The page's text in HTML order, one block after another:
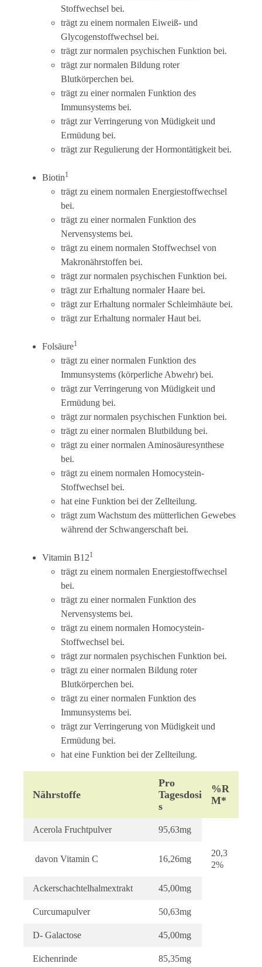
Stoffwechsel bei.
trägt zu einem normalen Eiweiß- und
Glycogenstoffwechsel bei.
trägt zur normalen psychischen Funktion bei.
trägt zur normalen Bildung roter
Blutkörperchen bei.
trägt zu einer normalen Funktion des
Immunsystems bei.
trägt zur Verringerung von Müdigkeit und
Ermüdung bei.
trägt zur Regulierung der Hormontätigkeit bei.
Biotin1
trägt zu einem normalen Energiestoffwechsel
bei.
trägt zu einer normalen Funktion des
Nervensystems bei.
trägt zu einem normalen Stoffwechsel von
Makronährstoffen bei.
trägt zur normalen psychischen Funktion bei.
trägt zur Erhaltung normaler Haare bei.
trägt zur Erhaltung normaler Schleimhäute bei.
trägt zur Erhaltung normaler Haut bei.
Folsäure1
trägt zu einer normalen Funktion des
Immunsystems (körperliche Abwehr) bei.
trägt zur Verringerung von Müdigkeit und
Ermüdung bei.
trägt zur normalen psychischen Funktion bei.
trägt zu einer normalen Blutbildung bei.
trägt zu einer normalen Aminosäuresynthese
bei.
trägt zu einem normalen Homocystein-
Stoffwechsel bei.
hat eine Funktion bei der Zellteilung.
trägt zum Wachstum des mütterlichen Gewebes
während der Schwangerschaft bei.
Vitamin B121
trägt zu einem normalen Energiestoffwechsel
bei.
trägt zu einer normalen Funktion des
Nervensystems bei.
trägt zu einem normalen Homocystein-
Stoffwechsel bei.
trägt zur normalen psychischen Funktion bei.
trägt zu einer normalen Bildung roter
Blutkörperchen bei.
trägt zu einer normalen Funktion des
Immunsystems bei.
trägt zur Verringerung von Müdigkeit und
Ermüdung bei.
hat eine Funktion bei der Zellteilung.
Nährstoffe
Pro
Tagesdosi
S
%R
M*
Acerola Fruchtpulver 95,63mg
davon Vitamin C 16,26mg
20,3
2%
Ackerschachtelhalmextrakt 45,00mg
Curcumapulver 50,63mg
D- Galactose 45,00mg
Eichenrinde 85,35mg